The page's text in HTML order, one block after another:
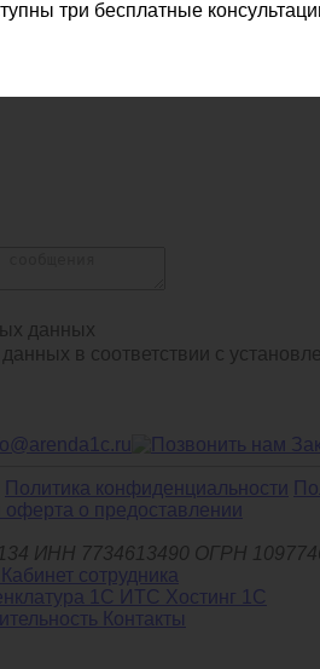
данных
в соответствии с
Политика конфиденциальности
оферта о предоставлении
ИНН 7734613490 ОГРН
1С ИТС Хостинг 1С
Контакты
три бесплатные